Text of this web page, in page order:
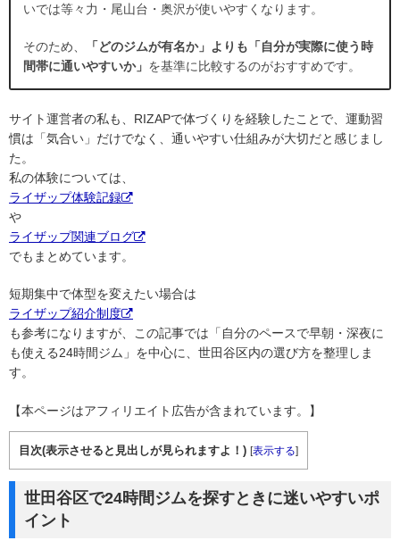
いでは等々力・尾山台・奥沢が使いやすくなります。
そのため、
「どのジムが有名か」よりも「自分が実際に使う時
間帯に通いやすいか」 を基準に比較するのがおすすめです。
サイト運営者の私も、RIZAPで体づくりを経験したことで、運動習
慣は「気合い」だけでなく、通いやすい仕組みが大切だと感じまし
た。
私の体験については、
ライザップ体験記録
や
ライザップ関連ブログ
でもまとめています。
短期集中で体型を変えたい場合は
ライザップ紹介制度
も参考になりますが、この記事では「自分のペースで早朝・深夜に
も使える24時間ジム」を中心に、世田谷区内の選び方を整理しま
す。
【本ページはアフィリエイト広告が含まれています。】
目次(表示させると見出しが見られますよ！) [表示する]
世田谷区で24時間ジムを探すときに迷いやすいポ
イント